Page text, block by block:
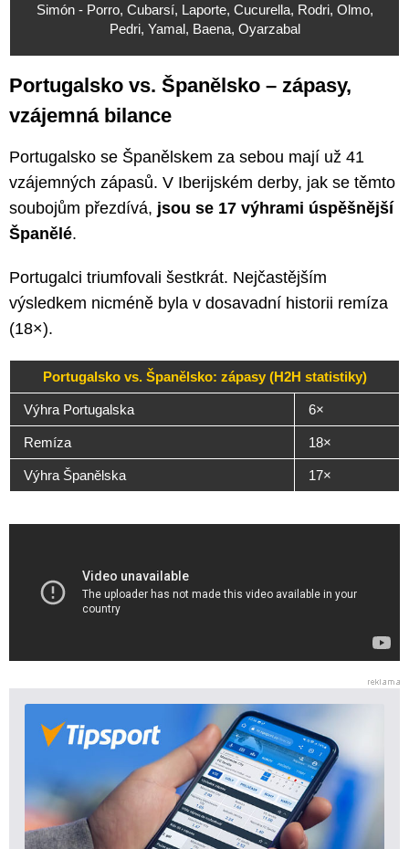
Simón - Porro, Cubarsí, Laporte, Cucurella, Rodri, Olmo,
Pedri, Yamal, Baena, Oyarzabal
Portugalsko vs. Španělsko – zápasy,
vzájemná bilance
Portugalsko se Španělskem za sebou mají už 41
vzájemných zápasů. V Iberijském derby, jak se těmto
soubojům přezdívá, jsou se 17 výhrami úspěšnější
Španělé.
Portugalci triumfovali šestkrát. Nejčastějším
výsledkem nicméně byla v dosavadní historii remíza
(18×).
Portugalsko vs. Španělsko: zápasy (H2H statistiky)
Výhra Portugalska 6×
Remíza 18×
Výhra Španělska 17×